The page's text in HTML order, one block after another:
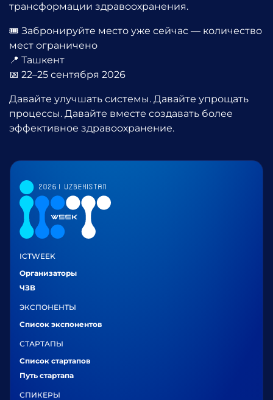
трансформации здравоохранения.
🎟️ Забронируйте место уже сейчас — количество
мест ограничено
📍 Ташкент
📅 22–25 сентября 2026
Давайте улучшать системы. Давайте упрощать
процессы. Давайте вместе создавать более
эффективное здравоохранение.
ICTWEEK
Организаторы
ЧЗВ
ЭКСПОНЕНТЫ
Список экспонентов
СТАРТАПЫ
Список стартапов
Путь стартапа
СПИКЕРЫ